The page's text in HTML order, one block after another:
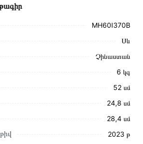
MH60I370B
Սև
Չինաստան
6 կգ
52 սմ
24,8 սմ
28,4 սմ
2023 թ